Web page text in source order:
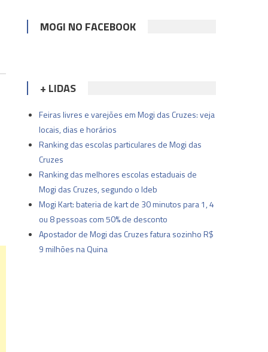
MOGI NO FACEBOOK
+ LIDAS
Feiras livres e varejões em Mogi das Cruzes: veja
locais, dias e horários
Ranking das escolas particulares de Mogi das
Cruzes
Ranking das melhores escolas estaduais de
Mogi das Cruzes, segundo o Ideb
Mogi Kart: bateria de kart de 30 minutos para 1, 4
ou 8 pessoas com 50% de desconto
Apostador de Mogi das Cruzes fatura sozinho R$
9 milhões na Quina